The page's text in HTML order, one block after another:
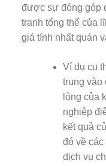
được sự đóng góp
tranh tổng thể của
giá tính nhất quán
Ví dụ cụ
trung vào
lòng của
nghiệp
kết quả
đó về
dịch vụ